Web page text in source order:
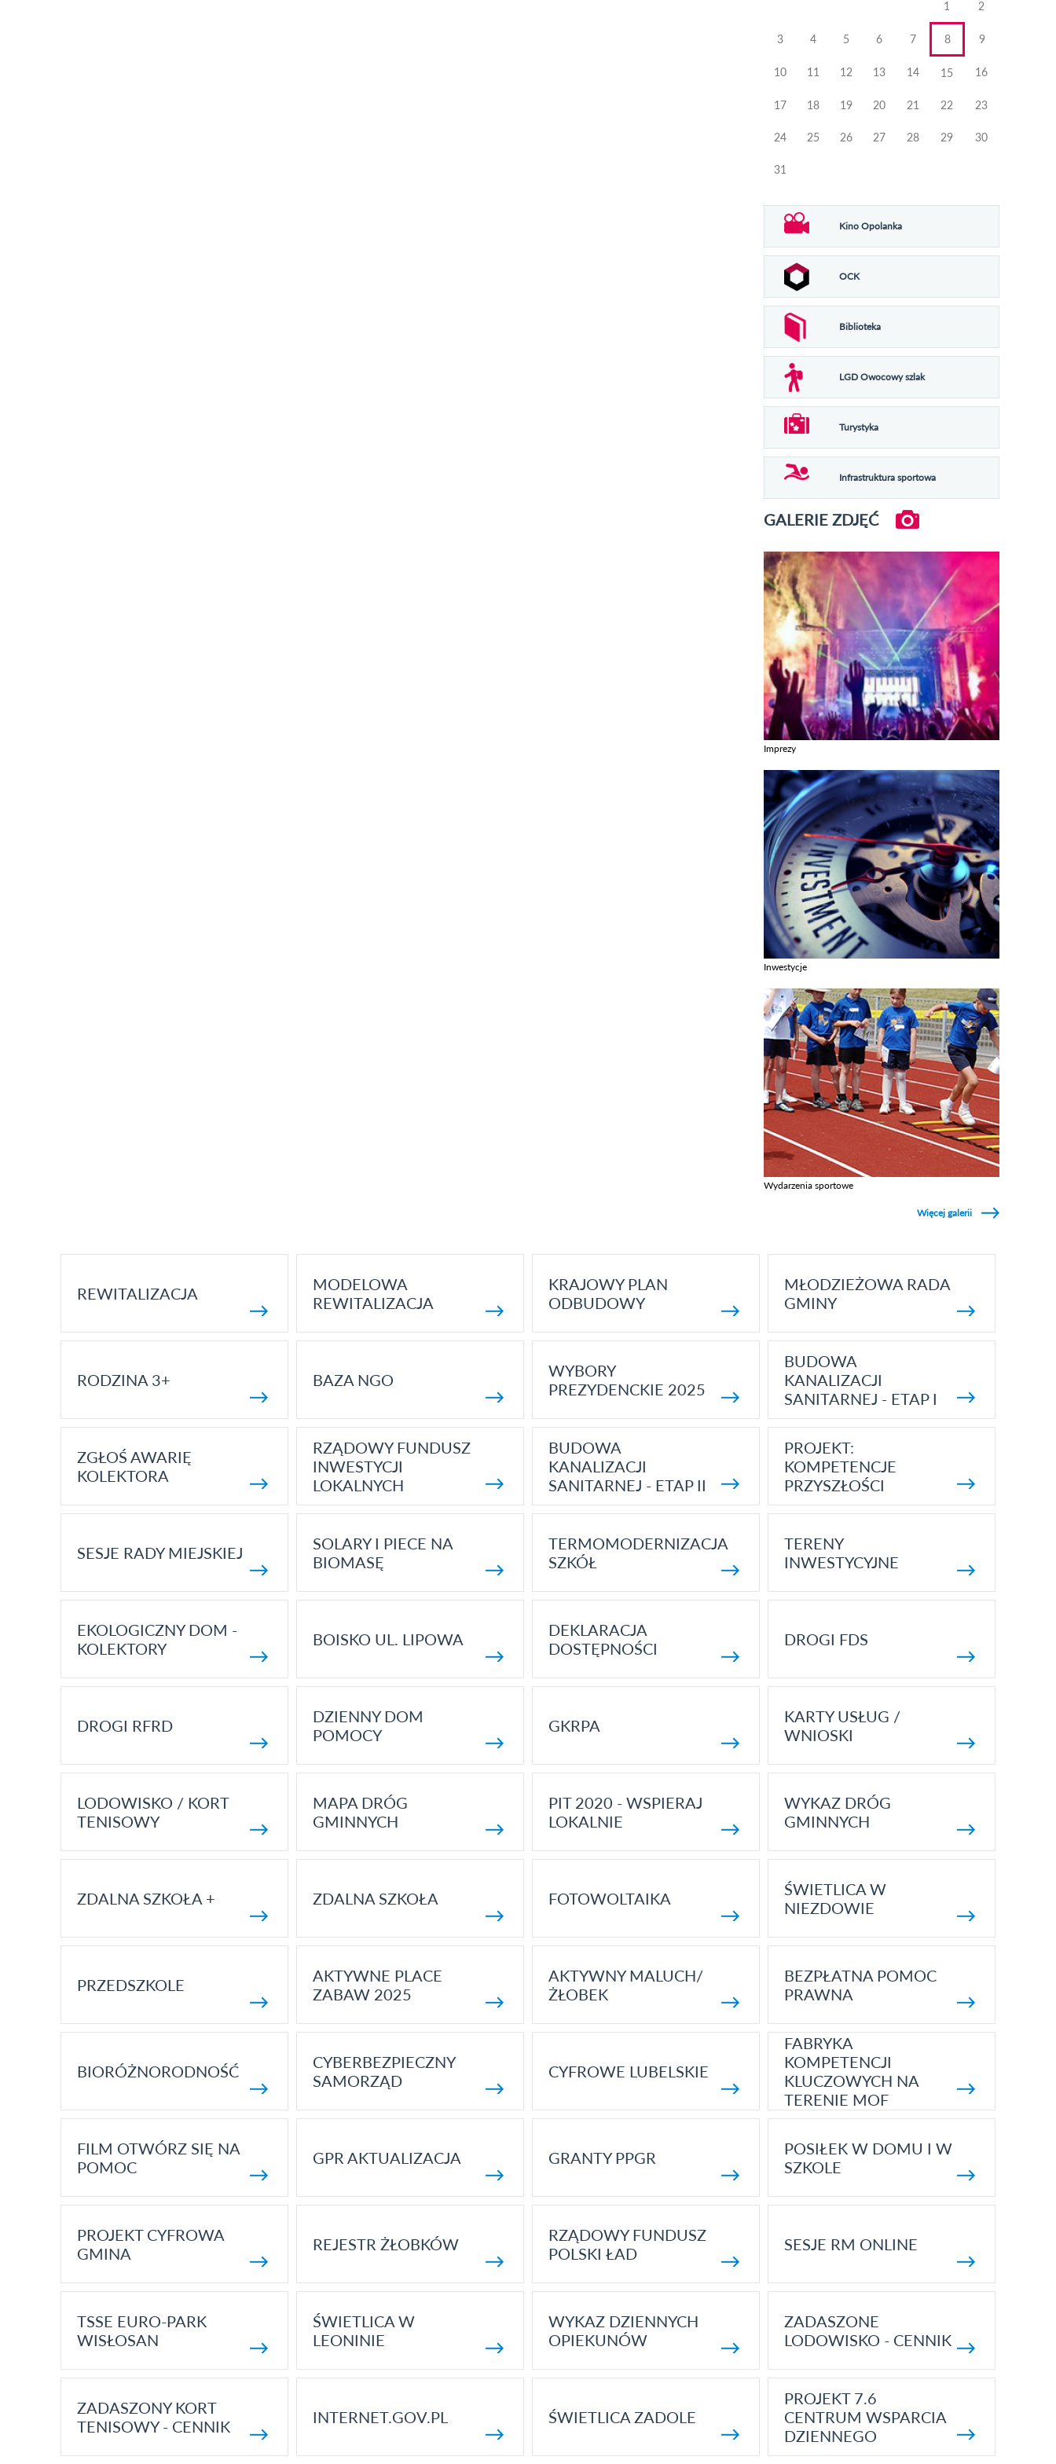
1 2
3 4 5 6 7 8 9
10 11 12 13 14 15 16
17 18 19 20 21 22 23
24 25 26 27 28 29 30
31
Kino Opolanka
OCK
Biblioteka
LGD Owocowy szlak
Turystyka
Infrastruktura sportowa
GALERIE ZDJĘĆ
Imprezy
Inwestycje
Wydarzenia sportowe
Więcej galerii
REWITALIZACJA
MODELOWA
REWITALIZACJA
KRAJOWY PLAN
ODBUDOWY
MŁODZIEŻOWA RADA
GMINY
RODZINA 3+ BAZA NGO
WYBORY
PREZYDENCKIE 2025
BUDOWA
KANALIZACJI
SANITARNEJ - ETAP I
ZGŁOŚ AWARIĘ
KOLEKTORA
RZĄDOWY FUNDUSZ
INWESTYCJI
LOKALNYCH
BUDOWA
KANALIZACJI
SANITARNEJ - ETAP II
PROJEKT:
KOMPETENCJE
PRZYSZŁOŚCI
SESJE RADY MIEJSKIEJ
SOLARY I PIECE NA
BIOMASĘ
TERMOMODERNIZACJA
SZKÓŁ
TERENY
INWESTYCYJNE
EKOLOGICZNY DOM -
KOLEKTORY
BOISKO UL. LIPOWA
DEKLARACJA
DOSTĘPNOŚCI
DROGI FDS
DROGI RFRD
DZIENNY DOM
POMOCY
GKRPA
KARTY USŁUG /
WNIOSKI
LODOWISKO / KORT
TENISOWY
MAPA DRÓG
GMINNYCH
PIT 2020 - WSPIERAJ
LOKALNIE
WYKAZ DRÓG
GMINNYCH
ZDALNA SZKOŁA + ZDALNA SZKOŁA FOTOWOLTAIKA
ŚWIETLICA W
NIEZDOWIE
PRZEDSZKOLE
AKTYWNE PLACE
ZABAW 2025
AKTYWNY MALUCH/
ŻŁOBEK
BEZPŁATNA POMOC
PRAWNA
BIORÓŻNORODNOŚĆ
CYBERBEZPIECZNY
SAMORZĄD
CYFROWE LUBELSKIE
FABRYKA
KOMPETENCJI
KLUCZOWYCH NA
TERENIE MOF
FILM OTWÓRZ SIĘ NA
POMOC
GPR AKTUALIZACJA GRANTY PPGR
POSIŁEK W DOMU I W
SZKOLE
PROJEKT CYFROWA
GMINA
REJESTR ŻŁOBKÓW
RZĄDOWY FUNDUSZ
POLSKI ŁAD
SESJE RM ONLINE
TSSE EURO-PARK
WISŁOSAN
ŚWIETLICA W
LEONINIE
WYKAZ DZIENNYCH
OPIEKUNÓW
ZADASZONE
LODOWISKO - CENNIK
ZADASZONY KORT
TENISOWY - CENNIK
INTERNET.GOV.PL ŚWIETLICA ZADOLE
PROJEKT 7.6
CENTRUM WSPARCIA
DZIENNEGO